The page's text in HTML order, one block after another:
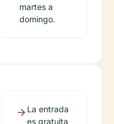
martes a
domingo.
La entrada
es gratuita